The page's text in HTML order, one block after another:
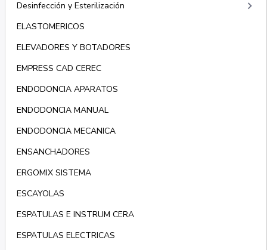
Desinfección y Esterilización keyboard_arrow_right
ELASTOMERICOS
ELEVADORES Y BOTADORES
EMPRESS CAD CEREC
ENDODONCIA APARATOS
ENDODONCIA MANUAL
ENDODONCIA MECANICA
ENSANCHADORES
ERGOMIX SISTEMA
ESCAYOLAS
ESPATULAS E INSTRUM CERA
ESPATULAS ELECTRICAS